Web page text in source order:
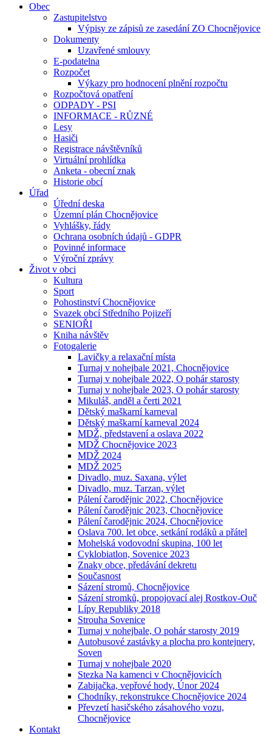
Obec
Zastupitelstvo
Výpisy ze zápisů ze zasedání ZO Chocnějovice
Dokumenty
Uzavřené smlouvy
E-podatelna
Rozpočet
Výkazy pro hodnocení plnění rozpočtu
Rozpočtová opatření
ODPADY - PSI
INFORMACE - RŮZNÉ
Lesy
Hasiči
Registrace návštěvníků
Virtuální prohlídka
Anketa - obecní znak
Historie obcí
Úřad
Úřední deska
Územní plán Chocnějovice
Vyhlášky, řády
Ochrana osobních údajů - GDPR
Povinné informace
Výroční zprávy
Život v obci
Kultura
Sport
Pohostinství Chocnějovice
Svazek obcí Středního Pojizeří
SENIOŘI
Kniha návštěv
Fotogalerie
Lavičky a relaxační místa
Turnaj v nohejbale 2021, Chocnějovice
Turnaj v nohejbale 2022, O pohár starosty
Turnaj v nohejbale 2023, O pohár starosty
Mikuláš, anděl a čerti 2021
Dětský maškarní karneval
Dětský maškarní karneval 2024
MDŽ, představení a oslava 2022
MDŽ Chocnějovice 2023
MDŽ 2024
MDŽ 2025
Divadlo, muz. Saxana, výlet
Divadlo, muz. Tarzan, výlet
Pálení čarodějnic 2022, Chocnějovice
Pálení čarodějnic 2023, Chocnějovice
Pálení čarodějnic 2024, Chocnějovice
Oslava 700. let obce, setkání rodáků a přátel
Mohelská vodovodní skupina, 100 let
Cyklobiatlon, Sovenice 2023
Znaky obce, předávání dekretu
Současnost
Sázení stromů, Chocnějovice
Sázení stromků, propojovací alej Rostkov-Ouč
Lípy Republiky 2018
Strouha Sovenice
Turnaj v nohejbale, O pohár starosty 2019
Autobusové zastávky a plocha pro kontejnery,
Soven
Turnaj v nohejbale 2020
Stezka Na kamenci v Chocnějovicích
Zabijačka, vepřové hody, Únor 2024
Chodníky, rekonstrukce Chocnějovice 2024
Převzetí hasičského zásahového vozu,
Chocnějovice
Kontakt